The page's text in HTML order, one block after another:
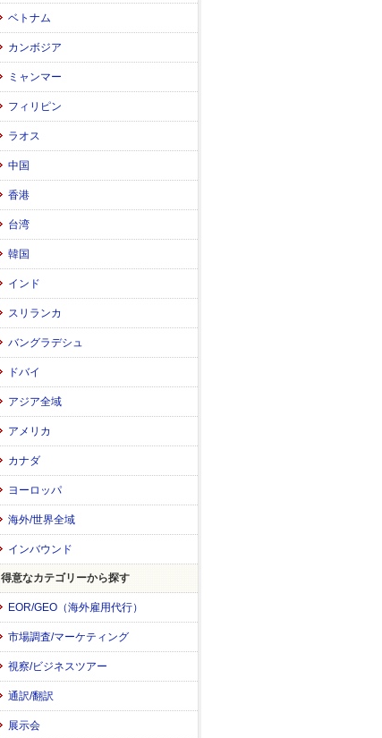
ベトナム
カンボジア
ミャンマー
フィリピン
ラオス
中国
香港
台湾
韓国
インド
スリランカ
バングラデシュ
ドバイ
アジア全域
アメリカ
カナダ
ヨーロッパ
海外/世界全域
インバウンド
得意なカテゴリーから探す
EOR/GEO（海外雇用代行）
市場調査/マーケティング
視察/ビジネスツアー
通訳/翻訳
展示会